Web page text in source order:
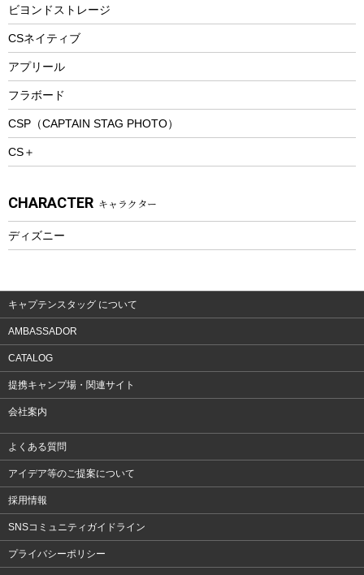
防寒ウェア
トレッキング
トレッキングアクセサリー
プレイグッズ
ウェルネス
ウェア、タオル
ウェア
ビヨンドストレージ
CSネイティブ
アプリール
フラボード
CSP（CAPTAIN STAG PHOTO）
CS＋
CHARACTER キャラクター
ディズニー
キャプテンスタッグ について
AMBASSADOR
CATALOG
提携キャンプ場・関連サイト
会社案内
よくある質問
アイデア等のご提案について
採用情報
SNSコミュニティガイドライン
プライバシーポリシー